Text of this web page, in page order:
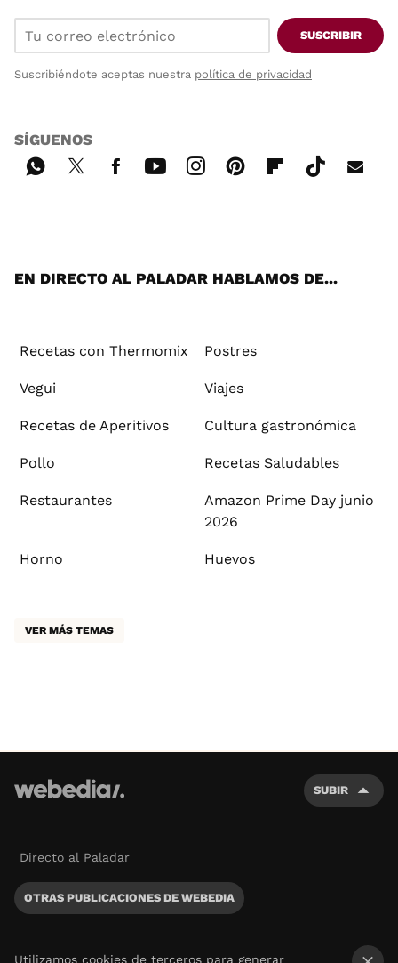
SUSCRIBIR
Suscribiéndote aceptas nuestra política de privacidad
SÍGUENOS
EN DIRECTO AL PALADAR HABLAMOS DE...
Recetas con Thermomix Postres
Vegui Viajes
Recetas de Aperitivos Cultura gastronómica
Pollo Recetas Saludables
Restaurantes
Amazon Prime Day junio
2026
Horno Huevos
VER MÁS TEMAS
SUBIR
Directo al Paladar
OTRAS PUBLICACIONES DE WEBEDIA
Utilizamos cookies de terceros para generar